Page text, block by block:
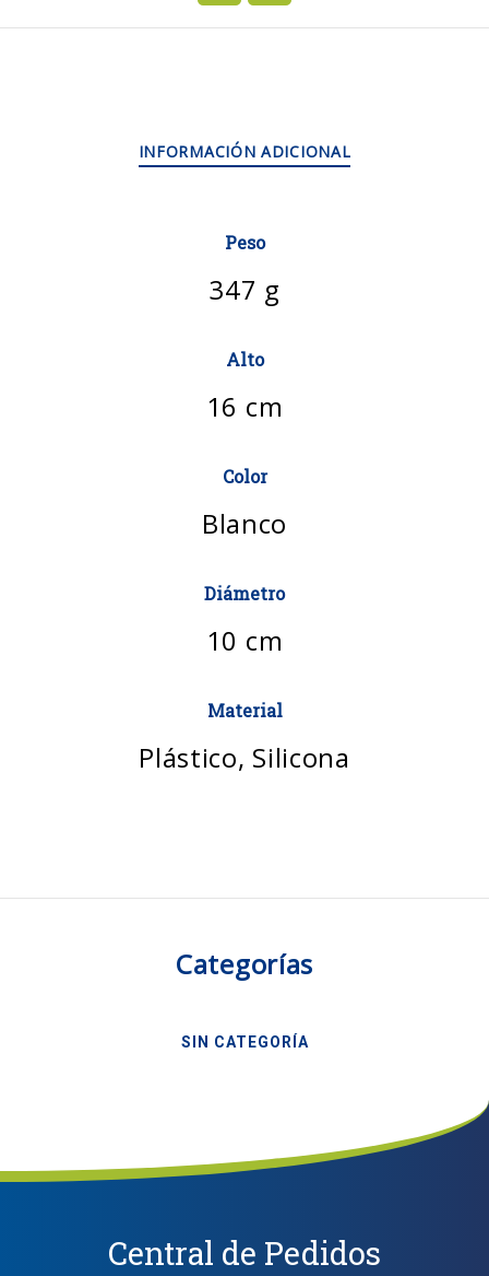
INFORMACIÓN ADICIONAL
Peso
347 g
Alto
16 cm
Color
Blanco
Diámetro
10 cm
Material
Plástico, Silicona
Categorías
SIN CATEGORÍA
Central de Pedidos